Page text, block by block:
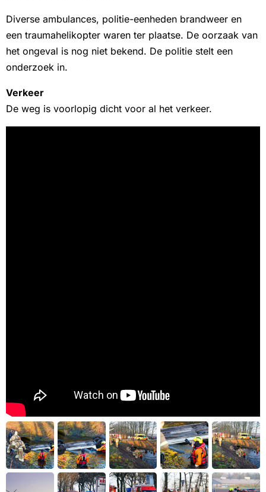
Diverse ambulances, politie-eenheden brandweer en
een traumahelikopter waren ter plaatse. De oorzaak van
het ongeval is nog niet bekend. De politie stelt een
onderzoek in.
Verkeer
De weg is voorlopig dicht voor al het verkeer.